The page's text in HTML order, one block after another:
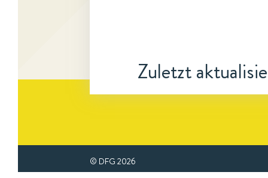
Zuletzt
© DFG 2026